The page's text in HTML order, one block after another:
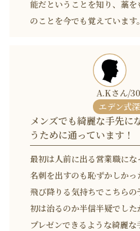
能だということを知り、藁
のことを今でも覚えていま
A.Kさん/
エデン式
メンズでも綺麗な手先に
うために通っています！
最初は人前に出る営業職に
名刺を出すのも恥ずかしか
飛び降りる気持ちでこちら
初は治るのか半信半疑でし
プレゼンできるような綺麗